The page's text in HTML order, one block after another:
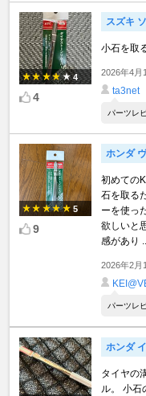
4
4
スズキ
小石を取
2026年4月
ta3net
パーツレ
5
9
ホンダ
初めての
石を取る
ーを使っ
欲しいと
感があり ...
2026年2月
パーツレ
ホンダ
タイヤの
ル。 小石